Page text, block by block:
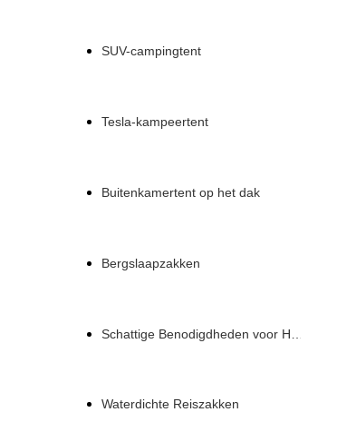
SUV-campingtent
Tesla-kampeertent
Buitenkamertent op het dak
Bergslaapzakken
Schattige Benodigdheden voor Huisdieren
Waterdichte Reiszakken